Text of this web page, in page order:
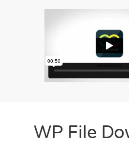
WP File